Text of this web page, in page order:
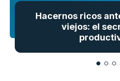
Hacernos ricos
viejos: el